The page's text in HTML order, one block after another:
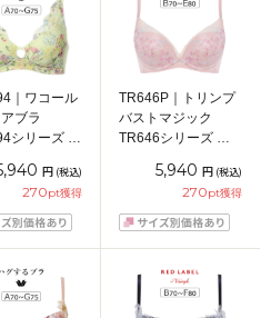
｜ワコール
ブラ
シリーズ ノ
カップ ア
80/85cm
円 (税込)
270pt獲得
TR646P｜トリンプ
バストマジック
TR646シリーズ ノ
BCDEカップ アンダ
ー65/70/75/80cm
5,940 円 (税込)
270pt獲得